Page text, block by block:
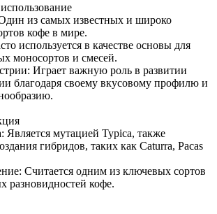
из самых известных и широко
кофе в мире.
используется в качестве основы для
моносортов и смесей.
Играет важную роль в развитии
благодаря своему вкусовому профилю и
Является мутацией Typica, также
гибридов, таких как Caturra, Pacas
Считается одним из ключевых сортов
разновидностей кофе.